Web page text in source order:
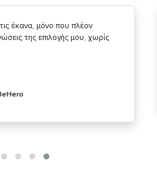
την δυνατότητα να κάνουμε